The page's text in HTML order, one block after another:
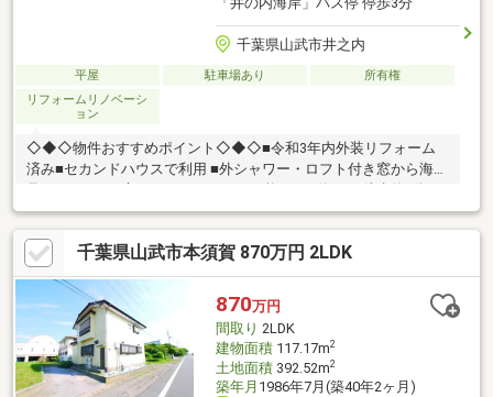
千葉県山武市井之内
平屋 駐車場あり
所有権
リフォームリノベーシ
ョン
◇◆◇物件おすすめポイント◇◆◇■令和3年内外装リフォーム
済み■セカンドハウスで利用 ■外シャワー・ロフト付き窓から海が
ロフト部分増築未登記 ■車庫高さ制限1.98ｍ◆価格や写真を随時
更新しています！！◆気になる物件の価格変更や、物件の状況も
いち早くわかって便利な『お気に入り追加』をぜひご利用くださ
い♪
千葉県山武市本須賀 870万円 2LDK
870万円
間取り 2LDK
建物面積117.17m2
土地面積392.52m2
築年月 1986年7月(築40年2ヶ月)